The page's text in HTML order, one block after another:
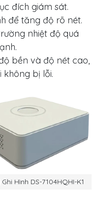
đích giám sát.
để tăng độ rõ nét.
nhiệt độ quá
bền và độ nét cao,
không bị lỗi.
Hình DS-7104HQHI-K1